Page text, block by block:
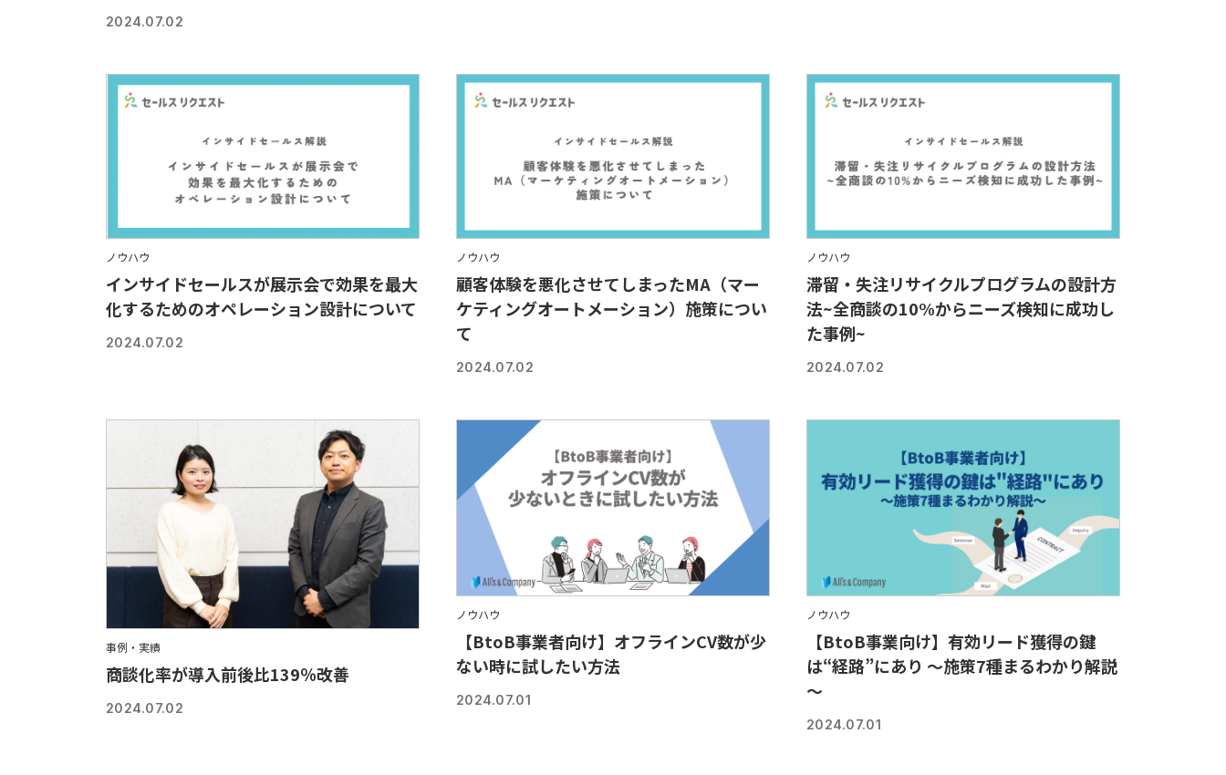
2024.07.02
ノウハウ
インサイドセールスが展示会で効果を最大
化するためのオペレーション設計について
2024.07.02
ノウハウ
顧客体験を悪化させてしまったMA（マー
ケティングオートメーション）施策につい
て
2024.07.02
ノウハウ
滞留・失注リサイクルプログラムの設計方
法~全商談の10%からニーズ検知に成功し
た事例~
2024.07.02
事例・実績
商談化率が導入前後比139％改善
2024.07.02
ノウハウ
【BtoB事業者向け】オフラインCV数が少
ない時に試したい方法
2024.07.01
ノウハウ
【BtoB事業向け】有効リード獲得の鍵
は“経路”にあり ～施策7種まるわかり解説
～
2024.07.01